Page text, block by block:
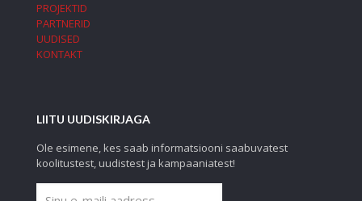
PROJEKTID
PARTNERID
UUDISED
KONTAKT
LIITU UUDISKIRJAGA
Ole esimene, kes saab informatsiooni saabuvatest
koolitustest, uudistest ja kampaaniatest!